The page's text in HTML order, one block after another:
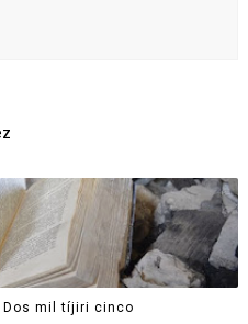
Dos mil tíjiri cinco